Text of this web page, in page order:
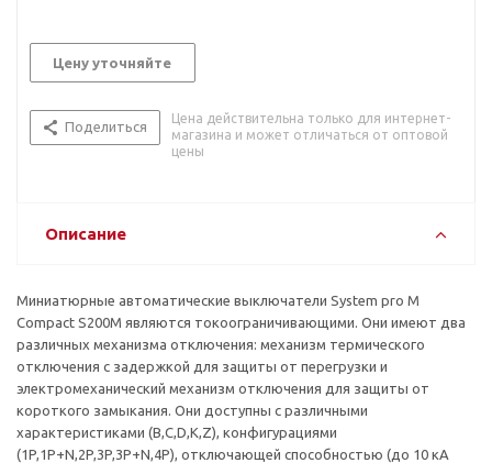
Цену уточняйте
Поделиться
Цена действительна только для интернет-
магазина и может отличаться от оптовой
цены
Описание
Миниатюрные автоматические выключатели System pro M
Compact S200M являются токоограничивающими. Они имеют два
различных механизма отключения: механизм термического
отключения с задержкой для защиты от перегрузки и
электромеханический механизм отключения для защиты от
короткого замыкания. Они доступны с различными
характеристиками (B,C,D,K,Z), конфигурациями
(1P,1P+N,2P,3P,3P+N,4P), отключающей способностью (до 10 кА